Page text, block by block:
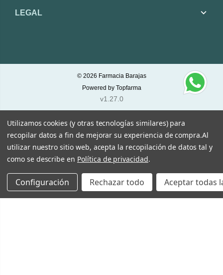
LEGAL
© 2026 Farmacia Barajas
Powered by Topfarma
v1.27.0
Utilizamos cookies (y otras tecnologías similares) para
recopilar datos a fin de mejorar su experiencia de compra.Al
utilizar nuestro sitio web, acepta la recopilación de datos tal y
como se describe en Política de privacidad.
Configuración Rechazar todo Aceptar todas